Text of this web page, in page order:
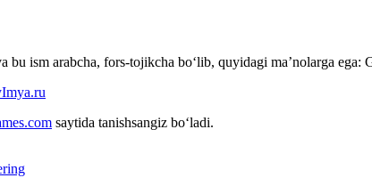
ism arabcha, fors-tojikcha bo‘lib, quyidagi ma’nolarga ega:
saytida tanishsangiz bo‘ladi.